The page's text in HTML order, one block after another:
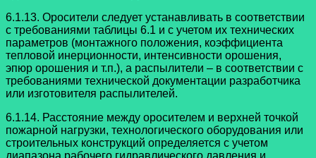
6.1.13. Оросители следует устанавливать в соответствии
с требованиями таблицы 6.1 и с учетом их технических
параметров (монтажного положения, коэффициента
тепловой инерционности, интенсивности орошения,
эпюр орошения и т.п.), а распылители – в соответствии с
требованиями технической документации разработчика
или изготовителя распылителей.
6.1.14. Расстояние между оросителем и верхней точкой
пожарной нагрузки, технологического оборудования или
строительных конструкций определяется с учетом
диапазона рабочего гидравлического давления и